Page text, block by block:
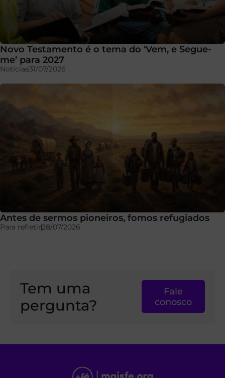
Novo Testamento é o tema do ‘Vem, e Segue-
me’ para 2027
Notícias31/07/2026
Antes de sermos pioneiros, fomos refugiados
Para refletir28/07/2026
Tem uma
pergunta?
Fale
conosco